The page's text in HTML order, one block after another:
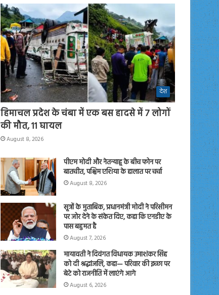
देश
हिमाचल प्रदेश के चंबा में एक बस हादसे में 7 लोगों
की मौत, 11 घायल
August 8, 2026
पीएम मोदी और नेतन्याहू के बीच फोन पर
बातचीत, पश्चिम एशिया के हालात पर चर्चा
August 8, 2026
सूत्रों के मुताबिक, प्रधानमंत्री मोदी ने परिसीमन
पर जोर देने के संकेत दिए, कहा कि एनडीए के
पास बहुमत है
August 7, 2026
मायावती ने दिवंगत विधायक उमाशंकर सिंह
को दी श्रद्धांजलि, कहा— परिवार की इच्छा पर
बेटे को राजनीति में लाएंगे आगे
August 6, 2026